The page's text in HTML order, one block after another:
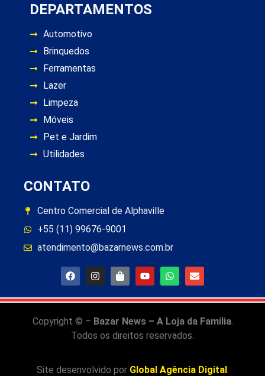
DEPARTAMENTOS
Automotivo
Brinquedos
Ferramentas
Lazer
Limpeza
Móveis
Pet e Jardim
Utilidades
CONTATO
Centro Comercial de Alphaville
+55 (11) 99676-9001
atendimento@bazarnews.com.br
Copyright © – Bazar News – A Loja da Família.
Todos os direitos reservados.
Site desenvolvido por Global Agência Digital.